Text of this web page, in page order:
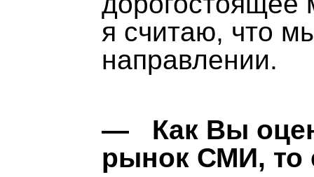
я считаю, что
направлении.
— Как Вы
рынок СМИ, то